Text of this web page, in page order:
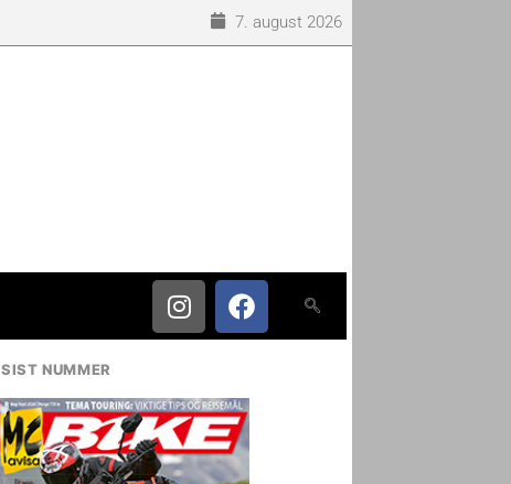
7. august 2026
SIST NUMMER